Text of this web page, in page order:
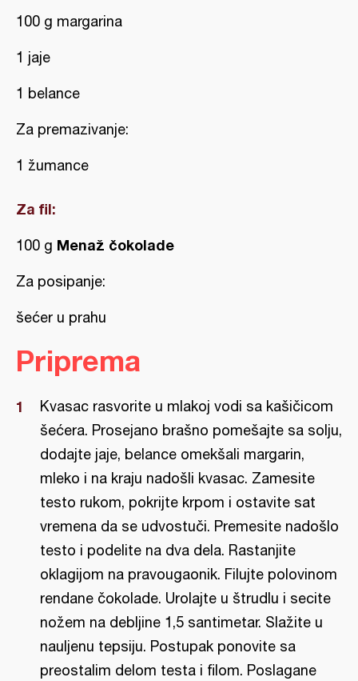
100 g margarina
1 jaje
1 belance
Za premazivanje:
1 žumance
Za fil:
100 g Menaž čokolade
Za posipanje:
šećer u prahu
Priprema
Kvasac rasvorite u mlakoj vodi sa kašičicom
šećera. Prosejano brašno pomešajte sa solju,
dodajte jaje, belance omekšali margarin,
mleko i na kraju nadošli kvasac. Zamesite
testo rukom, pokrijte krpom i ostavite sat
vremena da se udvostuči. Premesite nadošlo
testo i podelite na dva dela. Rastanjite
oklagijom na pravougaonik. Filujte polovinom
rendane čokolade. Urolajte u štrudlu i secite
nožem na debljine 1,5 santimetar. Slažite u
nauljenu tepsiju. Postupak ponovite sa
preostalim delom testa i filom. Poslagane